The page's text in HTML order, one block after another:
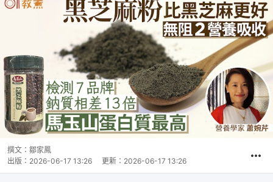
撰文： 鄒家鳳
出版： 2026-06-17 13:26 更新： 2026-06-17 13:26